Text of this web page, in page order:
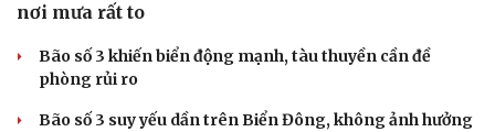
nơi mưa rất to
Bão số 3 khiến biển động mạnh, tàu thuyền cần đề
phòng rủi ro
Bão số 3 suy yếu dần trên Biển Đông, không ảnh hưởng